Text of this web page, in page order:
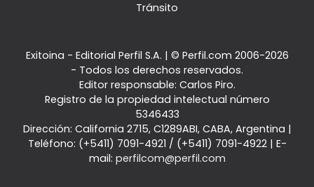
Tránsito
Exitoina - Editorial Perfil S.A. | © Perfil.com 2006-2026
- Todos los derechos reservados.
Editor responsable: Carlos Piro.
Registro de la propiedad intelectual número
5346433
Dirección: California 2715, C1289ABI, CABA, Argentina |
Teléfono: (+5411) 7091-4921 / (+5411) 7091-4922| E-
mail: perfilcom@perfil.com